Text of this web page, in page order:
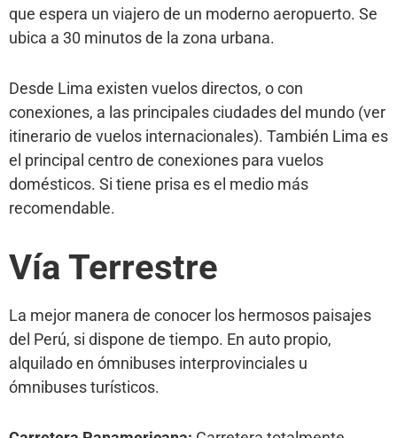
que espera un viajero de un moderno aeropuerto. Se
ubica a 30 minutos de la zona urbana.
Desde Lima existen vuelos directos, o con
conexiones, a las principales ciudades del mundo (ver
itinerario de vuelos internacionales). También Lima es
el principal centro de conexiones para vuelos
domésticos. Si tiene prisa es el medio más
recomendable.
Vía Terrestre
La mejor manera de conocer los hermosos paisajes
del Perú, si dispone de tiempo. En auto propio,
alquilado en ómnibuses interprovinciales u
ómnibuses turísticos.